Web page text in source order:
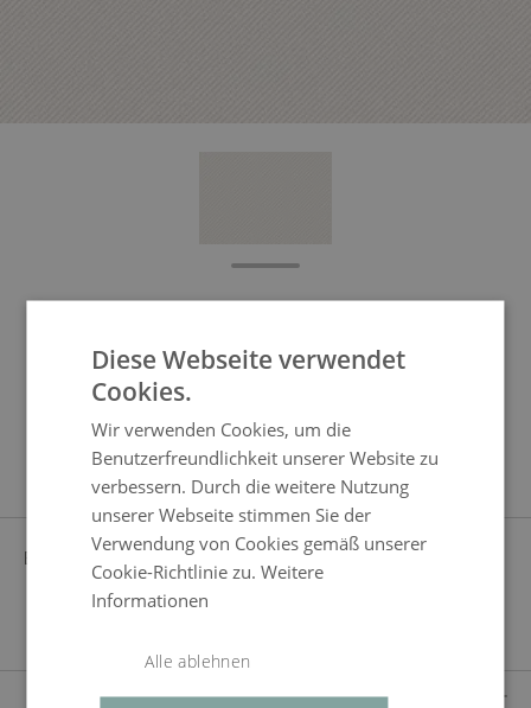
Produkteigenschaften
durchgefärbt, vorimprägniert, verdeckte
Reißverschlüsse
LIEFERUMFANG
Diese Webseite verwendet
Cookies.
Wir verwenden Cookies, um die
Benutzerfreundlichkeit unserer Website zu
verbessern. Durch die weitere Nutzung
unserer Webseite stimmen Sie der
Verwendung von Cookies gemäß unserer
Cookie-Richtlinie zu.Weitere
Informationen
Alle ablehnen